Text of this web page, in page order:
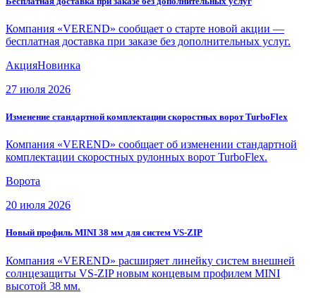
Компания «VEREND» сообщает о старте новой акции —
бесплатная доставка при заказе без дополнительных услуг.
АкцияНовинка
27 июля 2026
Изменение стандартной комплектации скоростных ворот TurboFlex
Компания «VEREND» сообщает об изменении стандартной
комплектации скоростных рулонных ворот TurboFlex.
Ворота
20 июля 2026
Новый профиль MINI 38 мм для систем VS-ZIP
Компания «VEREND» расширяет линейку систем внешней
солнцезащиты VS-ZIP новым концевым профилем MINI
высотой 38 мм.